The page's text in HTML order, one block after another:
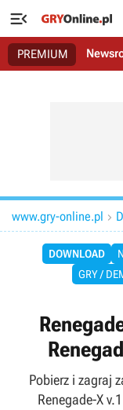

PREMIUM
www.gry-online.pl 
DOWNLOAD
GRY /
Pobierz i zagraj
Renegade-X